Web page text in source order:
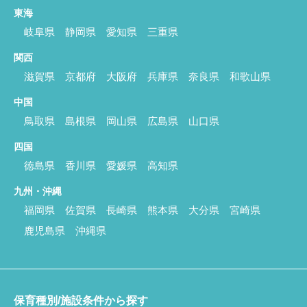
東海
岐阜県 静岡県 愛知県 三重県
関西
滋賀県 京都府 大阪府 兵庫県 奈良県 和歌山県
中国
鳥取県 島根県 岡山県 広島県 山口県
四国
徳島県 香川県 愛媛県 高知県
九州・沖縄
福岡県 佐賀県 長崎県 熊本県 大分県
宮崎県
鹿児島県
沖縄県
保育種別/施設条件から探す